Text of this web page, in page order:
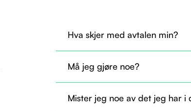
Hva skjer med avtalen min?
Må jeg gjøre noe?
som før.
Mister jeg noe av det jeg har i